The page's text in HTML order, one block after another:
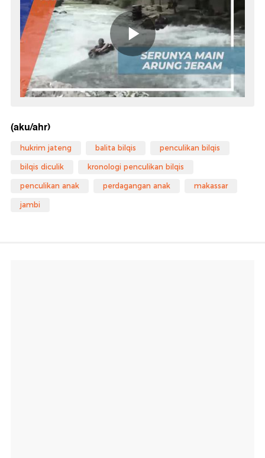
(aku/ahr)
hukrim jateng balita bilqis penculikan bilqis
bilqis diculik kronologi penculikan bilqis
penculikan anak perdagangan anak makassar
jambi